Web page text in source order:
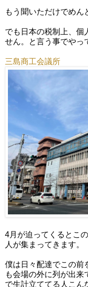
もう聞いただけでめん
でも日本の税制上、個
せん。と言う事でやっ
三島商工会議所
4月が迫ってくるとこ
人が集まってきます。
僕は日々配達でこの前
も会場の外に列が出来
で生計立ててる人こん